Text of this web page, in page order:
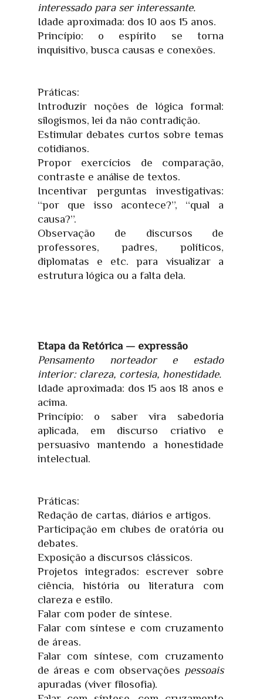
interessado para ser interessante.
Idade aproximada: dos 10 aos 15 anos.
Princípio: o espírito se torna
inquisitivo, busca causas e conexões.
Práticas:
Introduzir noções de lógica formal:
silogismos, lei da não contradição.
Estimular debates curtos sobre temas
cotidianos.
Propor exercícios de comparação,
contraste e análise de textos.
Incentivar perguntas investigativas:
“por que isso acontece?”, “qual a
causa?”.
Observação de discursos de
professores, padres, políticos,
diplomatas e etc. para visualizar a
estrutura lógica ou a falta dela.
Etapa da Retórica — expressão
Pensamento norteador e estado
interior: clareza, cortesia, honestidade.
Idade aproximada: dos 15 aos 18 anos e
acima.
Princípio: o saber vira sabedoria
aplicada, em discurso criativo e
persuasivo mantendo a honestidade
intelectual.
Práticas:
Redação de cartas, diários e artigos.
Participação em clubes de oratória ou
debates.
Exposição a discursos clássicos.
Projetos integrados: escrever sobre
ciência, história ou literatura com
clareza e estilo.
Falar com poder de síntese.
Falar com síntese e com cruzamento
de áreas.
Falar com síntese, com cruzamento
de áreas e com observações pessoais
apuradas (viver filosofia).